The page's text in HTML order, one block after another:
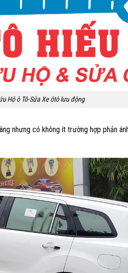
Hộ ô Tô-Sửa Xe ôtô lưu động
nhưng có không ít trường hợp phản